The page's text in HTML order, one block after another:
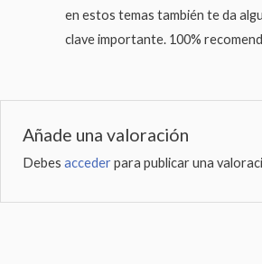
en estos temas también te da
clave importante. 100%
Añade una valoración
Debesaccederpara publicar una